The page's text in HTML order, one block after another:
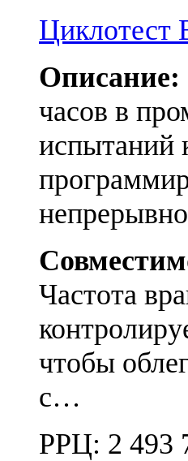
Циклотест
Описание:
часов в
испытаний
Частота
чтобы
с…
РРЦ: 2 493